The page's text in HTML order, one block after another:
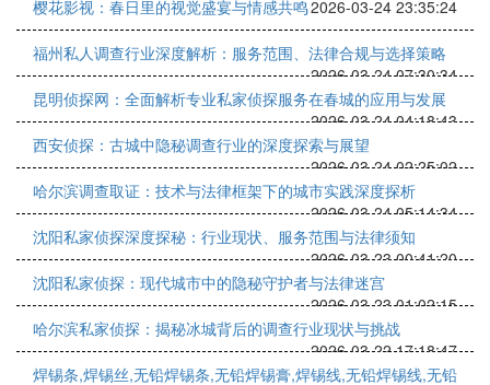
樱花影视：春日里的视觉盛宴与情感共鸣2026-03-24 23:35:24
福州私人调查行业深度解析：服务范围、法律合规与选择策略
2026-03-24 07:30:34
昆明侦探网：全面解析专业私家侦探服务在春城的应用与发展
2026-03-24 04:18:43
西安侦探：古城中隐秘调查行业的深度探索与展望
2026-03-24 02:25:02
哈尔滨调查取证：技术与法律框架下的城市实践深度探析
2026-03-24 05:14:34
沈阳私家侦探深度探秘：行业现状、服务范围与法律须知
2026-03-23 00:41:20
沈阳私家侦探：现代城市中的隐秘守护者与法律迷宫
2026-03-23 01:02:15
哈尔滨私家侦探：揭秘冰城背后的调查行业现状与挑战
2026-03-22 17:18:47
焊锡条,焊锡丝,无铅焊锡条,无铅焊锡膏,焊锡线,无铅焊锡线,无铅